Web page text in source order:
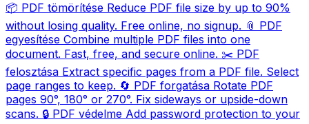
📦 PDF tömörítése Reduce PDF file size by up to 90%
without losing quality. Free online, no signup. 📎 PDF
egyesítése Combine multiple PDF files into one
document. Fast, free, and secure online. ✂️ PDF
felosztása Extract specific pages from a PDF file. Select
page ranges to keep. 🔄 PDF forgatása Rotate PDF
pages 90°, 180° or 270°. Fix sideways or upside-down
scans. 🔒 PDF védelme Add password protection to your